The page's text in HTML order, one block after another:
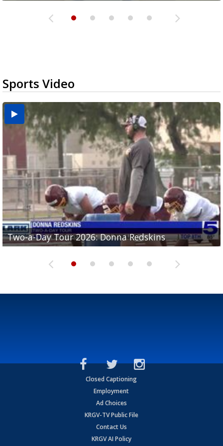
Sports Video
Two-a-Day Tour 2026: Donna Redskins
Two-a-Day Tour 2026: Brownsville Pace Vikings
Two-a-Day Tour 2026: La Joya Coyotes
Two-a-Day Tour 2026: Rio Hondo Bobcats
Two-a-Day Tour 2026: Brownsville St. Joseph
Bloodhounds
Closed Captioning
Employment
Ad Choices
KRGV-TV Public File
Contact Us
KRGV AI Policy